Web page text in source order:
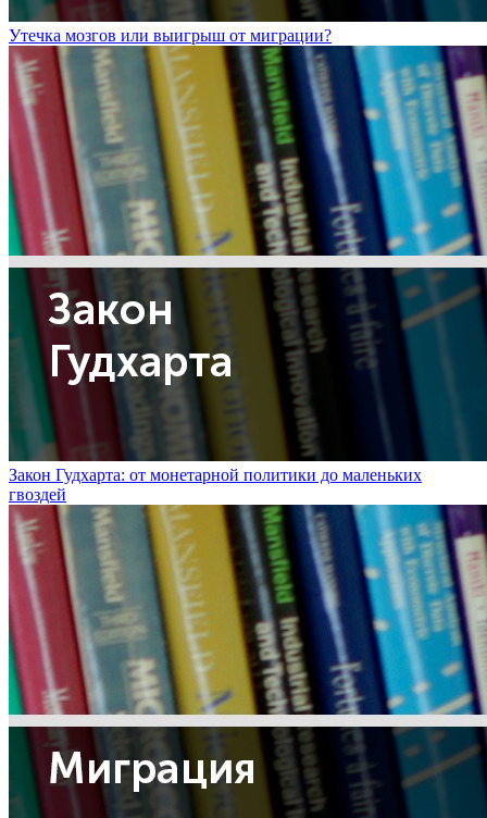
Утечка мозгов или выигрыш от миграции?
Закон Гудхарта: от монетарной политики до маленьких
гвоздей